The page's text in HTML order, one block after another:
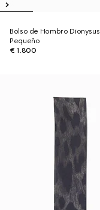
Bolso de Hombro Dionysus
Pequeño
€ 1.800